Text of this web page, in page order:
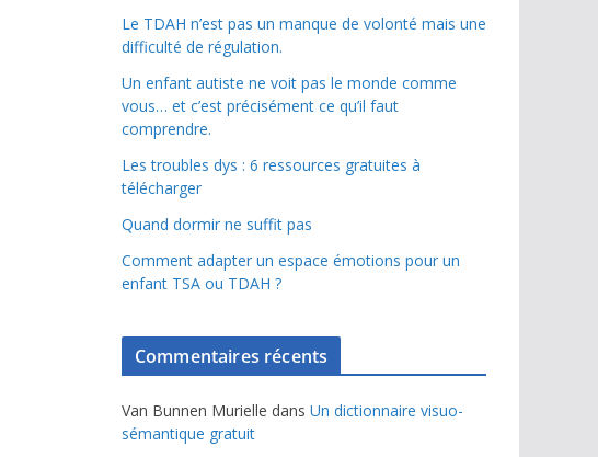
Le TDAH n’est pas un manque de volonté mais une
difficulté de régulation.
Un enfant autiste ne voit pas le monde comme
vous… et c’est précisément ce qu’il faut
comprendre.
Les troubles dys : 6 ressources gratuites à
télécharger
Quand dormir ne suffit pas
Comment adapter un espace émotions pour un
enfant TSA ou TDAH ?
Commentaires récents
Van Bunnen Murielle dans Un dictionnaire visuo-
sémantique gratuit